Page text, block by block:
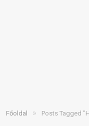
Főoldal » Posts Tagged